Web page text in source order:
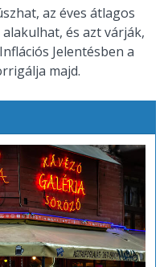
az éves átlagos
és azt várják,
Jelentésben a
majd.